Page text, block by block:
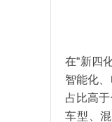
在“新四
智能化
占比高
车型、